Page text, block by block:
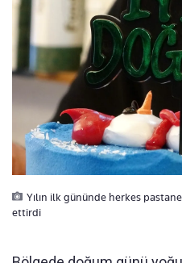
Yılın ilk gününde herkes
ettirdi